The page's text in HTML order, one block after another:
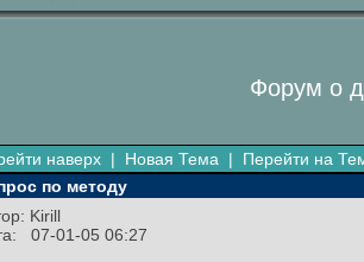
Форум о
наверх | Новая Тема | Перейти на
по методу
Kirill
07-01-05 06:27